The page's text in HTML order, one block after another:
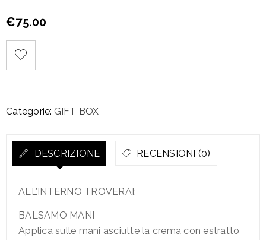
€75.00
Categorie: GIFT BOX
DESCRIZIONE RECENSIONI (0)
ALL’INTERNO TROVERAI:
BALSAMO MANI
Applica sulle mani asciutte la crema con estratto